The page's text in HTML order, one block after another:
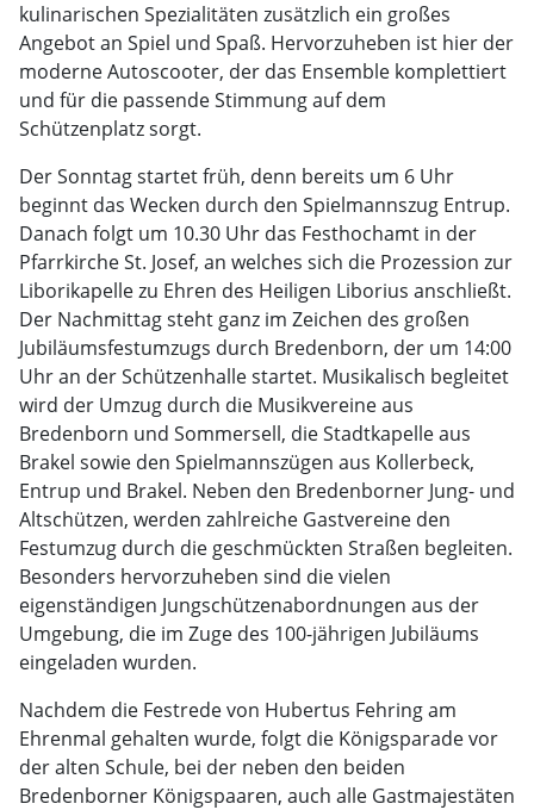
kulinarischen Spezialitäten zusätzlich ein großes
Angebot an Spiel und Spaß. Hervorzuheben ist hier der
moderne Autoscooter, der das Ensemble komplettiert
und für die passende Stimmung auf dem
Schützenplatz sorgt.
Der Sonntag startet früh, denn bereits um 6 Uhr
beginnt das Wecken durch den Spielmannszug Entrup.
Danach folgt um 10.30 Uhr das Festhochamt in der
Pfarrkirche St. Josef, an welches sich die Prozession zur
Liborikapelle zu Ehren des Heiligen Liborius anschließt.
Der Nachmittag steht ganz im Zeichen des großen
Jubiläumsfestumzugs durch Bredenborn, der um 14:00
Uhr an der Schützenhalle startet. Musikalisch begleitet
wird der Umzug durch die Musikvereine aus
Bredenborn und Sommersell, die Stadtkapelle aus
Brakel sowie den Spielmannszügen aus Kollerbeck,
Entrup und Brakel. Neben den Bredenborner Jung- und
Altschützen, werden zahlreiche Gastvereine den
Festumzug durch die geschmückten Straßen begleiten.
Besonders hervorzuheben sind die vielen
eigenständigen Jungschützenabordnungen aus der
Umgebung, die im Zuge des 100-jährigen Jubiläums
eingeladen wurden.
Nachdem die Festrede von Hubertus Fehring am
Ehrenmal gehalten wurde, folgt die Königsparade vor
der alten Schule, bei der neben den beiden
Bredenborner Königspaaren, auch alle Gastmajestäten